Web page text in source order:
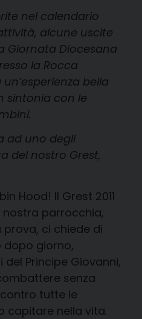
nel calendario
alcune uscite
Giornata Diocesana
la Rocca
bella
sintonia con le
ad uno degli
del nostro Grest,
Hood! Il Grest 2011
nostra parrocchia,
ci chiede di
dopo giorno,
Principe Giovanni,
senza
tutte le
capitare nella vita.